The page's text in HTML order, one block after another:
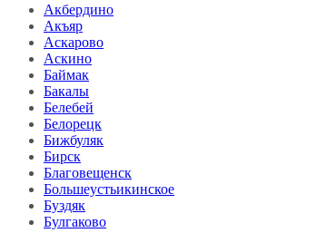
Акбердино
Акъяр
Аскарово
Аскино
Баймак
Бакалы
Белебей
Белорецк
Бижбуляк
Бирск
Благовещенск
Большеустьикинское
Буздяк
Булгаково